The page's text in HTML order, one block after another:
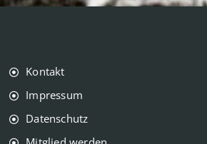
Kontakt
Impressum
Datenschutz